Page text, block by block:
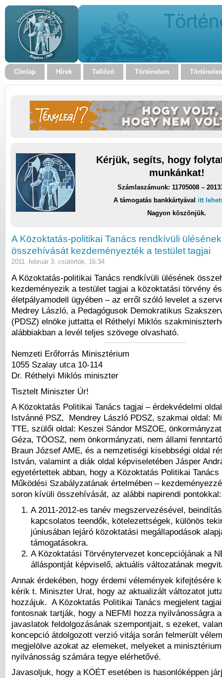
Címlap Hírek Tallózó Történelem
Kérjük, segíts, hogy
munkánkat!
Számlaszámunk: 11705008 –
A támogatás bankkártyával itt
Nagyon köszönjük.
A Közoktatás-politikai Tanács rendkívüli ülésének
összehívását kezdeményezték a testület tagjai
2011. február 3. csütörtök, 16:34
A Közoktatás-politikai Tanács rendkívüli ülésének
kezdeményezik a testület tagjai a közoktatási törvény
életpályamodell ügyében – az erről szóló levelet a
Medrey László, a Pedagógusok Demokratikus
(PDSZ) elnöke juttatta el Réthelyi Miklós
alábbiakban a levél teljes szövege olvasható.
Nemzeti Erőforrás Minisztérium
1055 Szalay utca 10-114
Dr. Réthelyi Miklós miniszter
Tisztelt Miniszter Úr!
A Közoktatás Politikai Tanács tagjai – érdekvédelmi
Istvánné PSZ, Mendrey László PDSZ, szakmai oldal:
TTE, szülői oldal: Keszei Sándor MSZOE,
Géza, TÖOSZ, nem önkormányzati, nem állami
Braun József AME, és a nemzetiségi kisebbségi oldal
István, valamint a diák oldal képviseletében Jásper
egyetértettek abban, hogy a Közoktatás Politikai
Működési Szabályzatának értelmében –
soron kívüli összehívását, az alábbi napirendi pontokkal:
A 2011-2012-es tanév megszervezésével,
kapcsolatos teendők, kötelezettségek, különös
júniusában lejáró közoktatási megállapodások
támogatásokra.
A Közoktatási Törvénytervezet koncepciójának a
álláspontját képviselő, aktuális változatának
Annak érdekében, hogy érdemi vélemények kifejtésére
kérik t. Miniszter Urat, hogy az aktualizált változatot
hozzájuk. A Közoktatás Politikai Tanács megjelent
fontosnak tartják, hogy a NEFMI hozza nyilvánosságra
javaslatok feldolgozásának szempontjait, s ezeket,
koncepció átdolgozott verzió vitája során felmerült
megjelölve azokat az elemeket, melyeket a
nyilvánosság számára tegye elérhetővé.
Javasoljuk, hogy a KÖÉT esetében is hasonlóképpen